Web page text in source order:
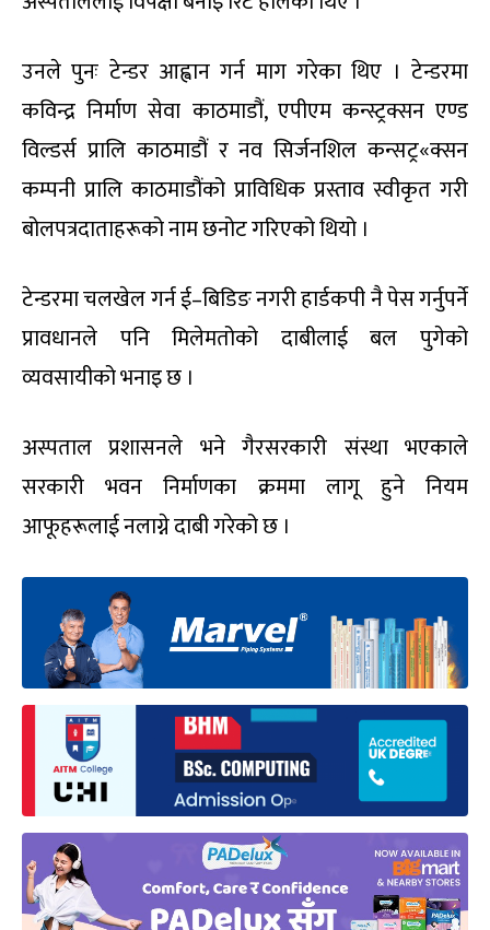
उनले पुनः टेन्डर आह्वान गर्न माग गरेका थिए । टेन्डरमा
कविन्द्र निर्माण सेवा काठमाडौं, एपीएम कन्स्ट्रक्सन एण्ड
विल्डर्स प्रालि काठमाडौं र नव सिर्जनशिल कन्सट्र«क्सन
कम्पनी प्रालि काठमाडौंको प्राविधिक प्रस्ताव स्वीकृत गरी
बोलपत्रदाताहरूको नाम छनोट गरिएको थियो ।
टेन्डरमा चलखेल गर्न ई–बिडिङ नगरी हार्डकपी नै पेस गर्नुपर्ने
प्रावधानले पनि मिलेमतोको दाबीलाई बल पुगेको
व्यवसायीको भनाइ छ ।
अस्पताल प्रशासनले भने गैरसरकारी संस्था भएकाले
सरकारी भवन निर्माणका क्रममा लागू हुने नियम
आफूहरूलाई नलाग्ने दाबी गरेको छ ।